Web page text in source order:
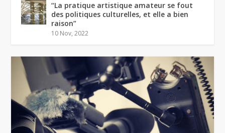
“La pratique artistique amateur se fout
des politiques culturelles, et elle a bien
raison”
10 Nov, 2022